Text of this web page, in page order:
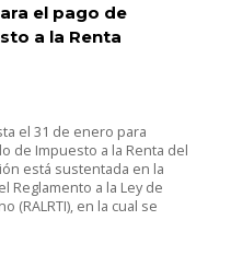
el pago de
a la Renta
el 31 de enero para
de Impuesto a la Renta del
está sustentada en la
Reglamento a la Ley de
(RALRTI), en la cual se